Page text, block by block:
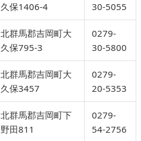
久保1406-4
30-5055
北群馬郡吉岡町大
久保795-3
0279-
30-5800
北群馬郡吉岡町大
久保3457
0279-
20-5353
北群馬郡吉岡町下
野田811
0279-
54-2756